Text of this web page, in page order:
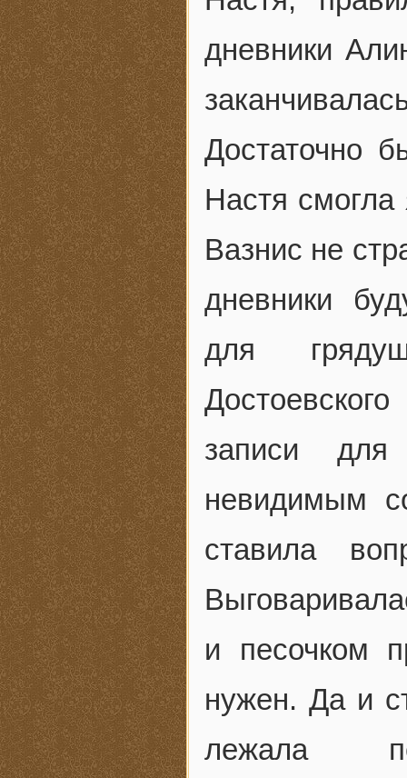
дневники
Достаточно
Настя
Вазнис не
дневники
для
записи
невидимым
ставила
и песочком
нужен. Да и
лежала